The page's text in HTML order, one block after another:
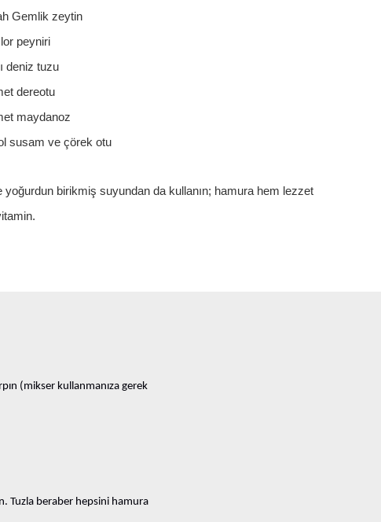
Gemlik zeytin
peyniri
deniz tuzu
dereotu
maydanoz
susam ve çörek otu
yoğurdun birikmiş suyundan da kullanın; hamura hem lezzet
(mikser kullanmanıza gerek
Tuzla beraber hepsini hamura